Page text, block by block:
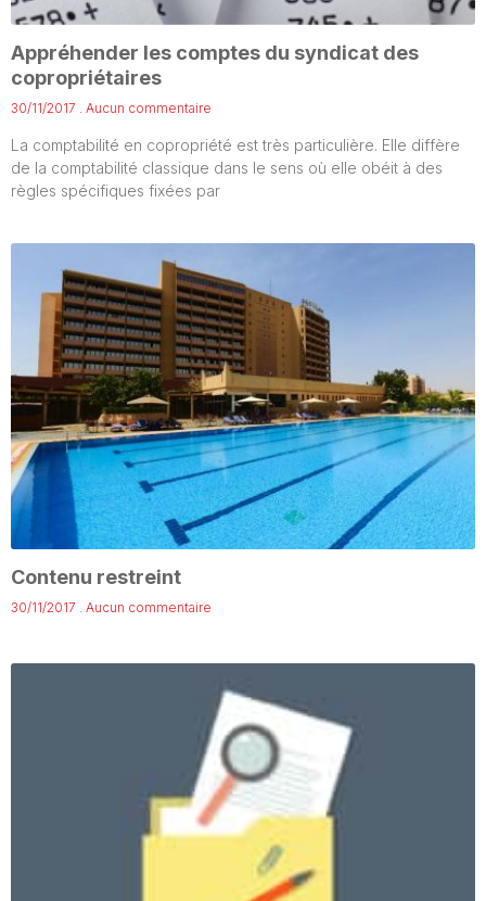
Appréhender les comptes du syndicat des
copropriétaires
30/11/2017 Aucun commentaire
La comptabilité en copropriété est très particulière. Elle diffère
de la comptabilité classique dans le sens où elle obéit à des
règles spécifiques fixées par
Contenu restreint
30/11/2017 Aucun commentaire